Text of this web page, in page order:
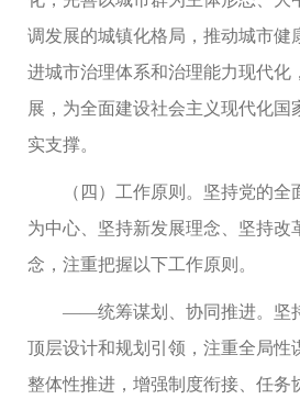
调发展的城镇化格局，推动城市健
进城市治理体系和治理能力现代化
展，为全面建设社会主义现代化国
实支撑。
（四）工作原则。坚持党的
为中心、坚持新发展理念、坚持改
念，注重把握以下工作原则。
——统筹谋划、协同推进。坚
顶层设计和规划引领，注重全局性
整体性推进，增强制度衔接、任务